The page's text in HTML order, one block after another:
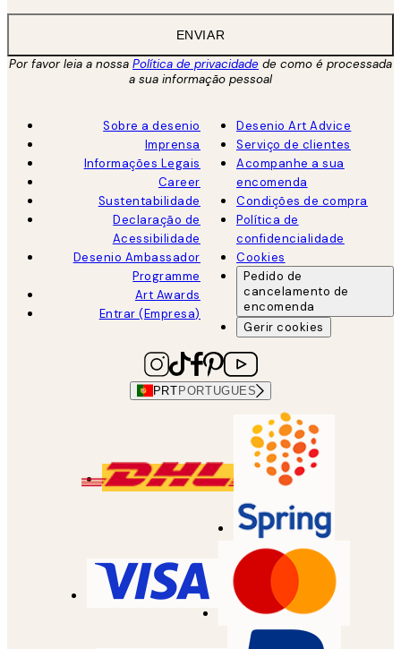
ENVIAR
Por favor leia a nossa Política de privacidade de como é processada
a sua informação pessoal
Sobre a desenio
Imprensa
Informações Legais
Career
Sustentabilidade
Declaração de
Acessibilidade
Desenio Ambassador
Programme
Art Awards
Entrar (Empresa)
Desenio Art Advice
Serviço de clientes
Acompanhe a sua
encomenda
Condições de compra
Política de
confidencialidade
Cookies
Pedido de
cancelamento de
encomenda
Gerir cookies
PRT PORTUGUES